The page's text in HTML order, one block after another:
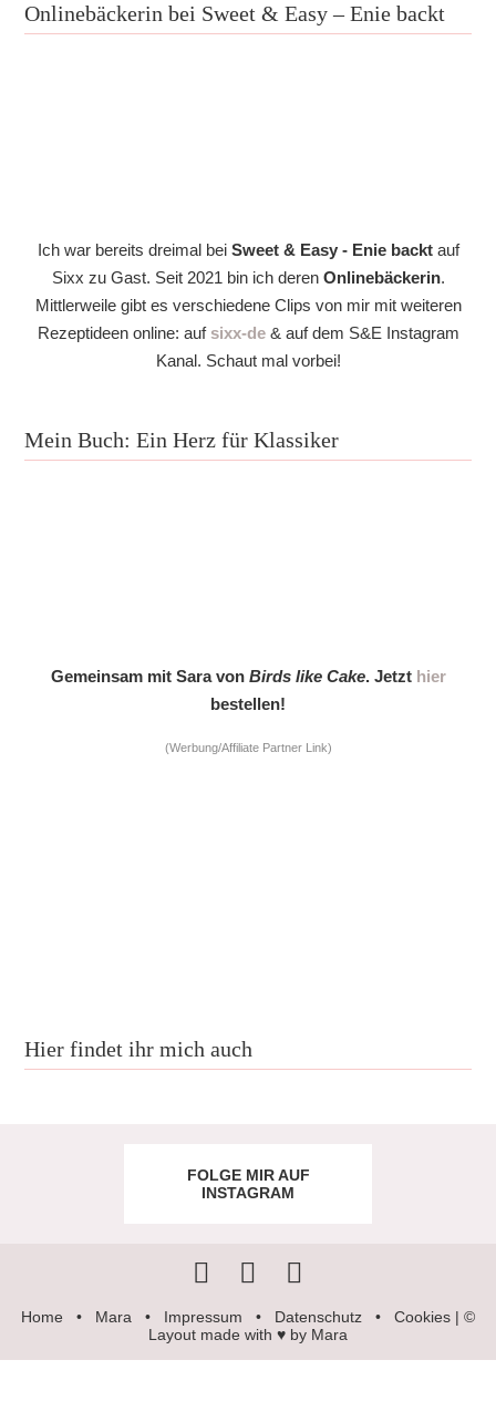
Onlinebäckerin bei Sweet & Easy – Enie backt
Ich war bereits dreimal bei Sweet & Easy - Enie backtauf
Sixx zu Gast. Seit 2021 bin ich deren Onlinebäckerin.
Mittlerweile gibt es verschiedene Clips von mir mit weiteren
Rezeptideen online: auf sixx-de& auf dem S&E Instagram
Kanal. Schaut mal vorbei!
Mein Buch: Ein Herz für Klassiker
Gemeinsam mit Sara von Birds like Cake. Jetzt hier
bestellen!
(Werbung/Affiliate Partner Link)
Hier findet ihr mich auch
FOLGE MIR AUF
INSTAGRAM
Home • Mara • Impressum • Datenschutz • Cookies | ©
Layout made with ♥ by Mara